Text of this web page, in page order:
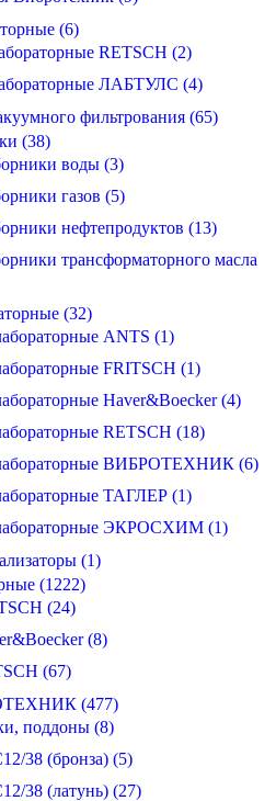
(6)
RETSCH (2)
ЛАБТУЛС (4)
фильтрования (65)
(38)
воды (3)
газов (5)
нефтепродуктов (13)
трансформаторного масла
(32)
ANTS (1)
FRITSCH (1)
Haver&Boecker (4)
RETSCH (18)
ВИБРОТЕХНИК (6)
ТАГЛЕР (1)
ЭКРОСХИМ (1)
(1)
(1222)
(24)
(8)
(67)
(477)
поддоны (8)
38 (бронза) (5)
38 (латунь) (27)